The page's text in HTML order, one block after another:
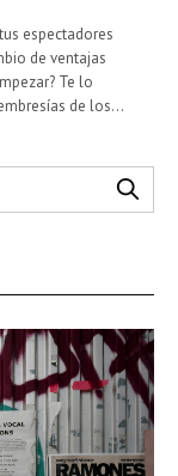
espectadores
de ventajas
Te lo
de los…